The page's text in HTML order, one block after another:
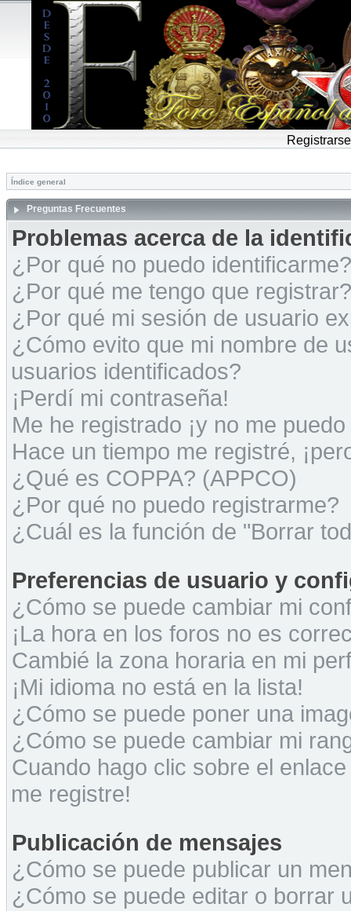
Registrarse
Índice general
Preguntas Frecuentes
Problemas acerca de la
¿Por qué no puedo identificarme?
¿Por qué me tengo que registrar?
¿Por qué mi sesión de usuario
¿Cómo evito que mi nombre de
usuarios identificados?
¡Perdí mi contraseña!
Me he registrado ¡y no me
Hace un tiempo me registré,
¿Qué es COPPA? (APPCO)
¿Por qué no puedo registrarme?
¿Cuál es la función de "Borrar
Preferencias de usuario y
¿Cómo se puede cambiar mi
¡La hora en los foros no es
Cambié la zona horaria en mi
¡Mi idioma no está en la lista!
¿Cómo se puede poner una
¿Cómo se puede cambiar mi
Cuando hago clic sobre el
me registre!
Publicación de mensajes
¿Cómo se puede publicar un
¿Cómo se puede editar o borrar